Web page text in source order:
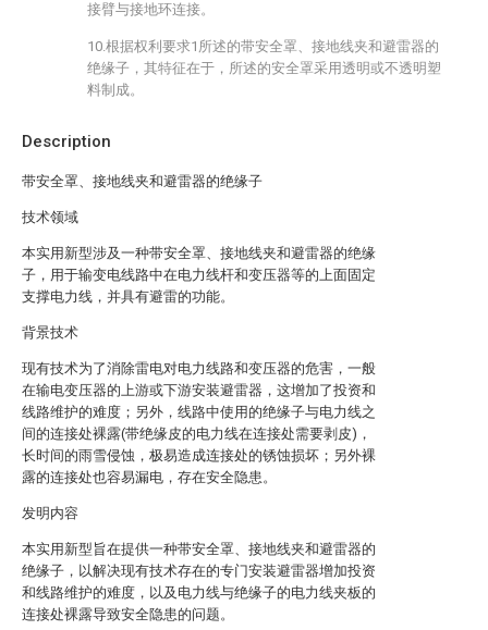
Description
带安全罩、接地线夹和避雷器的绝缘子
技术领域
本实用新型涉及一种带安全罩、接地线夹和避雷器的绝缘
子，用于输变电线路中在电力线杆和变压器等的上面固定
支撑电力线，并具有避雷的功能。
背景技术
现有技术为了消除雷电对电力线路和变压器的危害，一般
在输电变压器的上游或下游安装避雷器，这增加了投资和
线路维护的难度；另外，线路中使用的绝缘子与电力线之
间的连接处裸露(带绝缘皮的电力线在连接处需要剥皮)，
长时间的雨雪侵蚀，极易造成连接处的锈蚀损坏；另外裸
露的连接处也容易漏电，存在安全隐患。
发明内容
本实用新型旨在提供一种带安全罩、接地线夹和避雷器的
绝缘子，以解决现有技术存在的专门安装避雷器增加投资
和线路维护的难度，以及电力线与绝缘子的电力线夹板的
连接处裸露导致安全隐患的问题。
接臂与接地环连接。
10.根据权利要求1所述的带安全罩、接地线夹和避雷器的
绝缘子，其特征在于，所述的安全罩采用透明或不透明塑
料制成。